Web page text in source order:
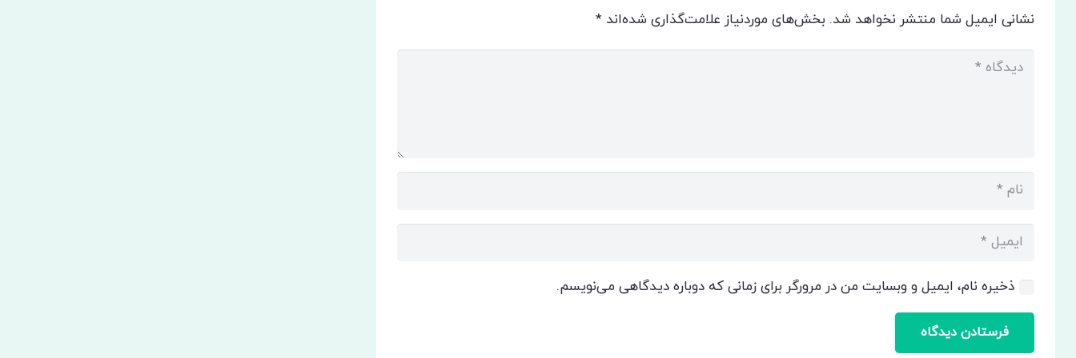
نشانی ایمیل شما منتشر نخواهد شد. بخش‌های موردنیاز علامت‌گذاری شده‌اند *
ذخیره نام، ایمیل و وبسایت من در مرورگر برای زمانی که دوباره دیدگاهی می‌نویسم.
فرستادن دیدگاه